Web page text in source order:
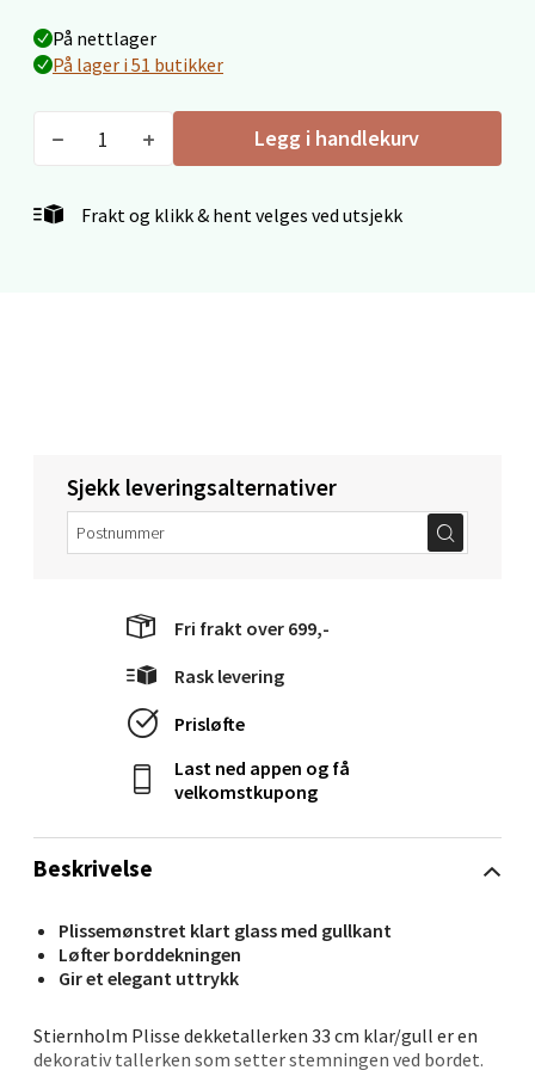
På nettlager
På lager i 51 butikker
Legg i handlekurv
Frakt og klikk & hent velges ved utsjekk
Beskrivelse
Plissemønstret klart glass med gullkant
Løfter borddekningen
Gir et elegant uttrykk
Stiernholm Plisse dekketallerken 33 cm klar/gull er en
dekorativ tallerken som setter stemningen ved bordet.
Sjekk leveringsalternativer
Fri frakt over 699,-
Rask levering
Prisløfte
Last ned appen og få
velkomstkupong
Langelandsvegen 25, 6010 Ålesund
Åpent i dag 10-20
Velg
Malmporten
Bolagsgata 1, 8514 Narvik
Åpent i dag 10-20
Bergen - Oasen Senter
Folke Bernadottes vei 52, 5147 Fyllingsdalen
11 i butikk